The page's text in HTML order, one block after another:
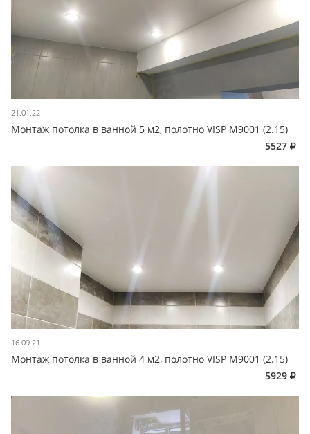
21.01.22
Монтаж потолка в ванной 5 м2, полотно VISP M9001 (2.15)
5527
16.09.21
Монтаж потолка в ванной 4 м2, полотно VISP M9001 (2.15)
5929